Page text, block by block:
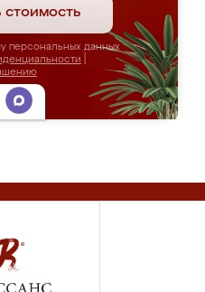
стоимость
персональных данных